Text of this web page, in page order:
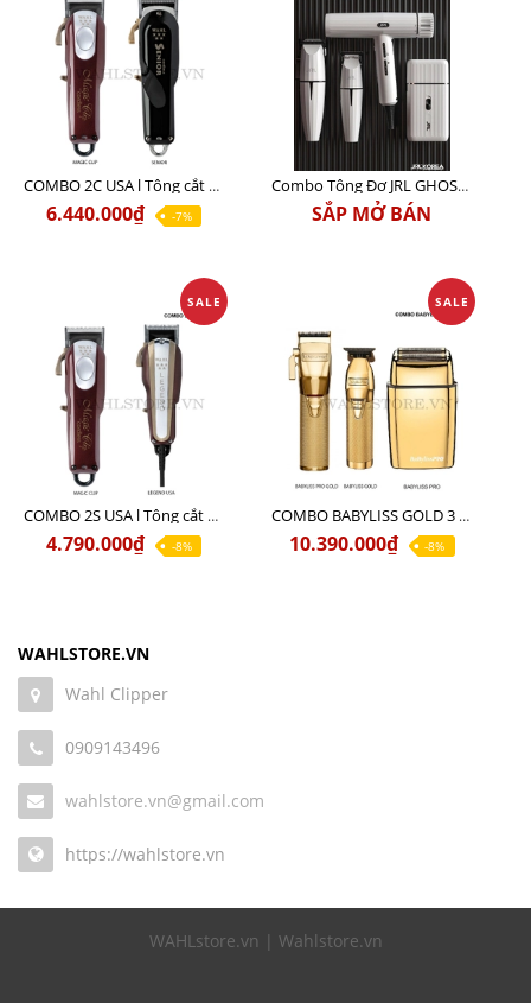
COMBO 2C USA l Tông cắt Senior + Tông cắt Magic clip
6.440.000₫ -7%
Combo Tông Đơ JRL GHOST 3 Limited Edition Chính Hãng USA
SẮP MỞ BÁN
SALE
COMBO 2S USA l Tông cắt LEGEND USA CÓ DÂY 220V + Tông pin MAGIC CLIP
4.790.000₫ -8%
SALE
COMBO BABYLISS GOLD 3 cao cấp chính hãng
10.390.000₫ -8%
WAHLSTORE.VN
Wahl Clipper
0909143496
wahlstore.vn@gmail.com
https://wahlstore.vn
WAHLstore.vn | Wahlstore.vn